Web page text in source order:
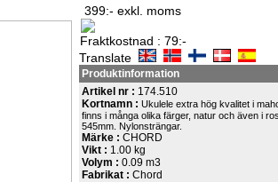
399:- exkl. moms
Fraktkostnad : 79:-
Translate
Produktinformation
Artikel nr : 174.510
Kortnamn :Ukulele extra hög kvalitet i
finns i många olika färger, natur och även i
545mm. Nylonsträngar.
Märke :CHORD
Vikt : 1.00 kg
Volym :0.09 m3
Fabrikat :Chord